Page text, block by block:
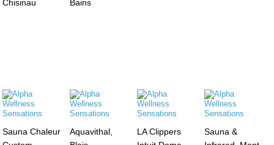
Chisinau
Bains
Sauna Chaleur
Aquavithal,
LA Clippers
Sauna &